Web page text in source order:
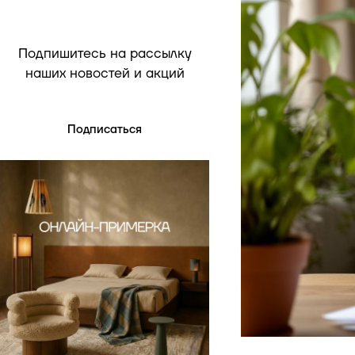
Подпишитесь на рассылку
наших новостей и акций
Подписаться